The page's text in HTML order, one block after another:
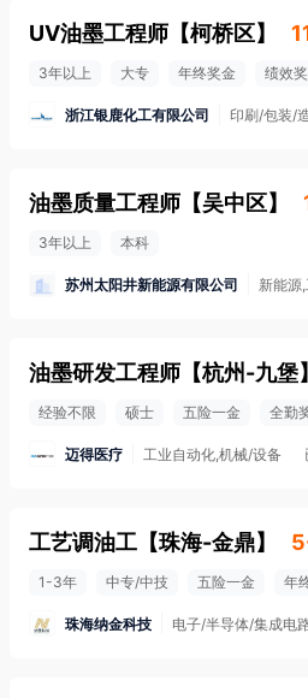
UV油墨工程师 【柯桥区】
3年以上 大专 年终奖金 绩效
浙江银鹿化工有限公司 印刷/包装/
油墨质量工程师 【吴中区】
3年以上 本科
苏州太阳井新能源有限公司 新能源
油墨研发工程师 【杭州-九堡】
经验不限 硕士 五险一金 全勤
迈得医疗 工业自动化,机械/设备
工艺调油工 【珠海-金鼎】
1-3年 中专/中技 五险一金 年
珠海纳金科技 电子/半导体/集成电